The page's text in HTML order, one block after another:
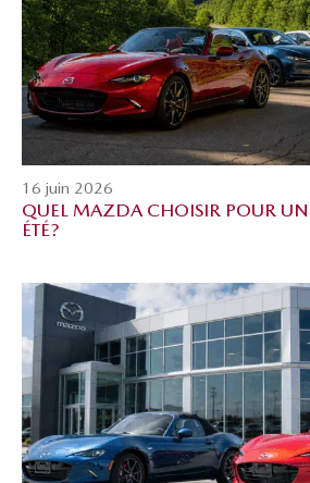
16 juin 2026
QUEL MAZDA CHOISIR POUR
ÉTÉ?